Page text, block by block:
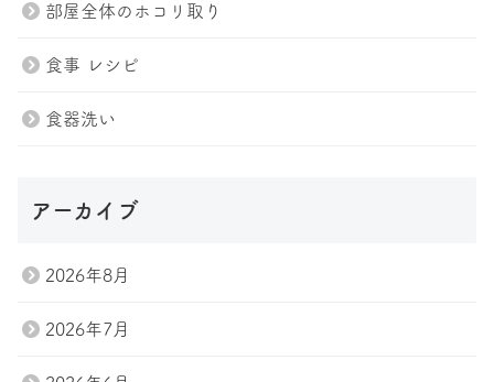
スタッフ
Tel.047-411-7285
部屋全体のホコリ取り
食事 レシピ
食器洗い
アーカイブ
2026年8月
2026年7月